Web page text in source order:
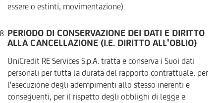
essere o estinti, movimentazione).
PERIODO DI CONSERVAZIONE DEI DATI E DIRITTO
ALLA CANCELLAZIONE (I.E. DIRITTO ALL'OBLIO)
UniCredit RE Services S.p.A. tratta e conserva i Suoi dati
personali per tutta la durata del rapporto contrattuale, per
l'esecuzione degli adempimenti allo stesso inerenti e
conseguenti, per il rispetto degli obblighi di legge e